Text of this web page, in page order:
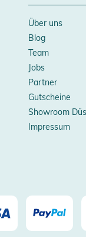
Über uns
Blog
Team
Jobs
Partner
Gutscheine
Showroom
Impressum